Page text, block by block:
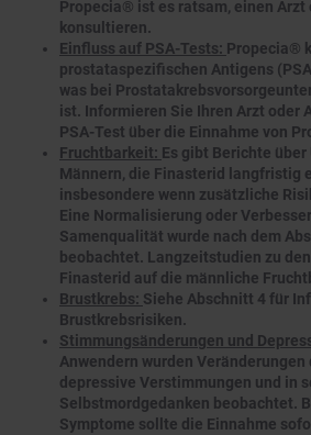
Propecia® ist es ratsam, einen Arzt
konsultieren.
Einfluss auf PSA-Tests: Propecia®
prostataspezifischen Antigens
was bei
ist. Informieren Sie Ihren Arzt oder
PSA-Test über die Einnahme von
Fruchtbarkeit: Es gibt Berichte
Männern, die Finasterid langfristig
insbesondere wenn zusätzliche
Eine Normalisierung oder
Samenqualität wurde nach dem
beobachtet. Langzeitstudien zu
Finasterid auf die männliche
Brustkrebs: Siehe Abschnitt 4 für
Brustkrebsrisiken.
Stimmungsänderungen und
Anwendern wurden Veränderungen
depressive Verstimmungen und in
Selbstmordgedanken beobachtet.
Symptome sollte die Einnahme